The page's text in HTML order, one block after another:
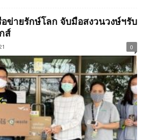
อข่ายรักษ์โลก จับมือสงวนวงษ์ฯรับ
ส์
0